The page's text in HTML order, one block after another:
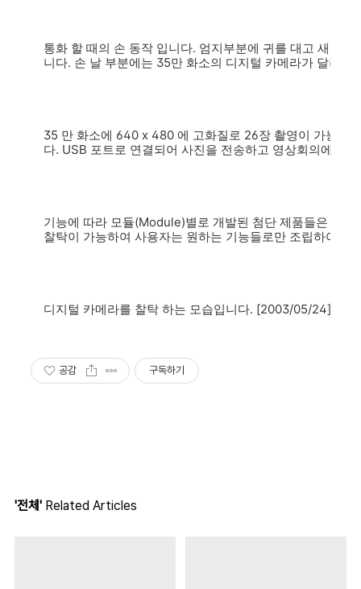
통화 할 때의 손 동작 입니다. 엄지부분에 귀를 대고 새끼
니다. 손 날 부분에는 35만 화소의 디지털 카메라가 달려있
35 만 화소에 640 x 480 에 고화질로 26장 촬영이 가능하
다. USB 포트로 연결되어 사진을 전송하고 영상회의에 쓰
기능에 따라 모듈(Module)별로 개발된 첨단 제품들은 벨
찰탁이 가능하여 사용자는 원하는 기능들로만 조립하여
디지털 카메라를 찰탁 하는 모습입니다. [2003/05/24] by
공감 구독하기
'전체' Related Articles